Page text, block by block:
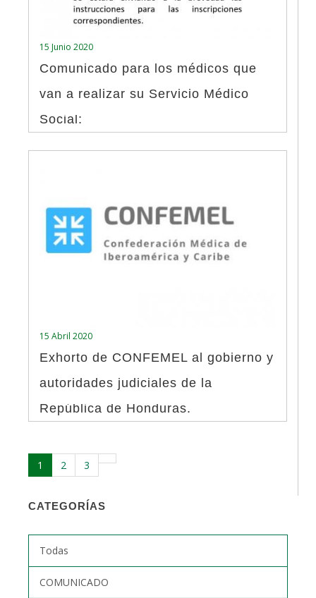
15 Junio 2020
Comunicado para los médicos que
van a realizar su Servicio Médico
Social:
15 Abril 2020
Exhorto de CONFEMEL al gobierno y
autoridades judiciales de la
República de Honduras.
1 2 3
CATEGORÍAS
Todas
COMUNICADO